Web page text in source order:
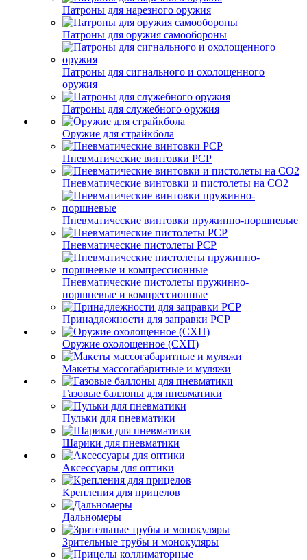
Патроны для нарезного оружия
Патроны для оружия самообороны
Патроны для сигнального и охолощенного
оружия
Патроны для служебного оружия
Оружие для страйкбола
Пневматические винтовки PCP
Пневматические винтовки и пистолеты на CO2
Пневматические винтовки пружинно-поршневые
Пневматические пистолеты PCP
Пневматические пистолеты пружинно-
поршневые и компрессионные
Принадлежности для заправки PCP
Оружие охолощенное (СХП)
Макеты массогабаритные и муляжи
Газовые баллоны для пневматики
Пульки для пневматики
Шарики для пневматики
Аксессуары для оптики
Крепления для прицелов
Дальномеры
Зрительные трубы и монокуляры